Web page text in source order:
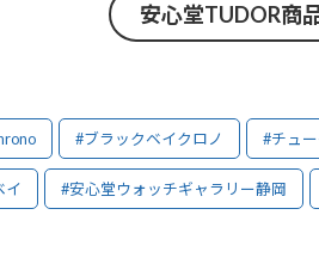
安心堂TUDOR商
#ブラックベイクロノ #チュ
イ #安心堂ウォッチギャラリー静岡